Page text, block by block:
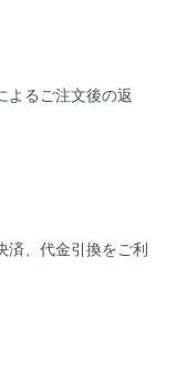
よるご注文後の返
済、代金引換をご利